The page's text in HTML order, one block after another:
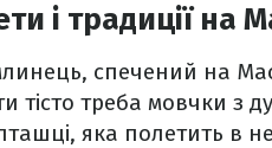
і традиції на
спечений на
тісто треба мовчки з
яка полетить в